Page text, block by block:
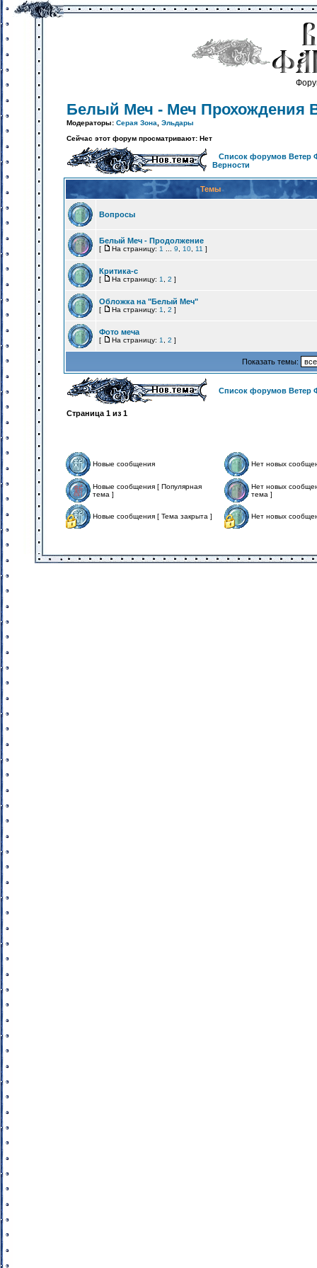
Белый Меч - Меч Прохождения
Модераторы: Серая Зона
Эльдары
Сейчас этот форум просматривают: Нет
Список форумов Ветер
Верности
Темы
Вопросы
Белый Меч - Продолжение
[ На страницу: 1 9 10 11 ]
Критика-с
[ На страницу: 1 2 ]
Обложка на "Белый Меч"
[ На страницу: 1 2 ]
Фото меча
[ На страницу: 1 2 ]
Показать темы:
Список форумов Ветер
Страница 1 из 1
Новые сообщения Нет новых
Новые сообщения [ Популярная
тема ]
Нет новых
тема ]
Новые сообщения [ Тема закрыта ] Нет новых